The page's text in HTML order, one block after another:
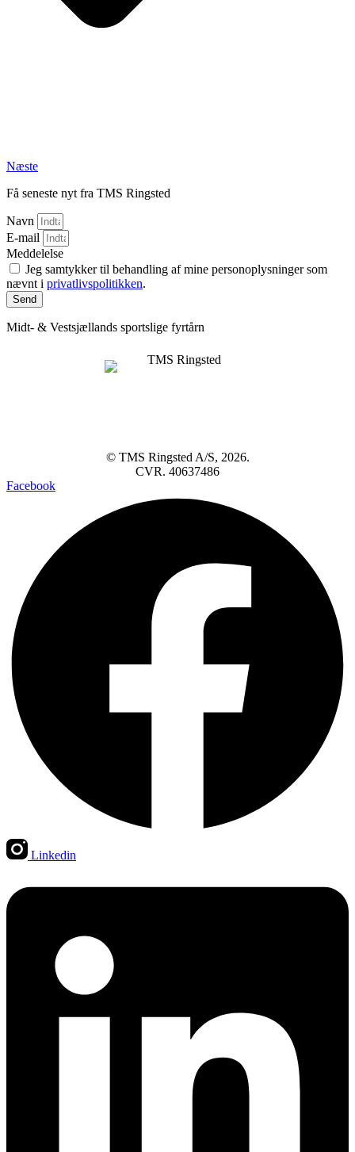
Næste
Få seneste nyt fra TMS Ringsted
Navn
E-mail
Meddelelse
Jeg samtykker til behandling af mine personoplysninger som
nævnt i privatlivspolitikken.
Send
Midt- & Vestsjællands sportslige fyrtårn
© TMS Ringsted A/S, 2026.
CVR. 40637486
Facebook
Linkedin